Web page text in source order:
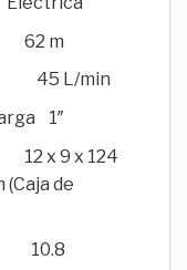
m
45 L/min
1″
9 x 124
(Caja de
10.8